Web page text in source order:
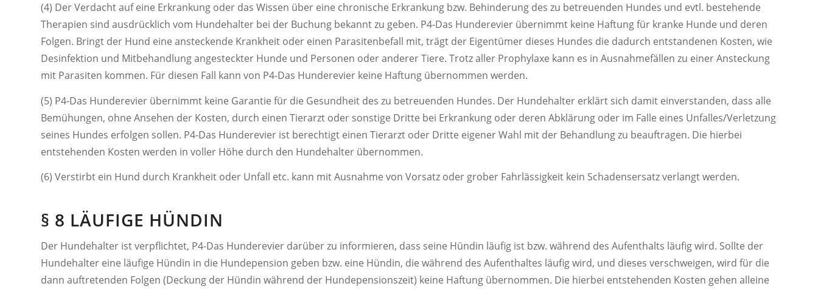
(4) Der Verdacht auf eine Erkrankung oder das Wissen über eine chronische Erkrankung bzw. Behinderung des zu betreuenden Hundes und evtl. bestehende
Therapien sind ausdrücklich vom Hundehalter bei der Buchung bekannt zu geben. P4-Das Hunderevier übernimmt keine Haftung für kranke Hunde und deren
Folgen. Bringt der Hund eine ansteckende Krankheit oder einen Parasitenbefall mit, trägt der Eigentümer dieses Hundes die dadurch entstandenen Kosten, wie
Desinfektion und Mitbehandlung angesteckter Hunde und Personen oder anderer Tiere. Trotz aller Prophylaxe kann es in Ausnahmefällen zu einer Ansteckung
mit Parasiten kommen. Für diesen Fall kann von P4-Das Hunderevier keine Haftung übernommen werden.
(5) P4-Das Hunderevier übernimmt keine Garantie für die Gesundheit des zu betreuenden Hundes. Der Hundehalter erklärt sich damit einverstanden, dass alle
Bemühungen, ohne Ansehen der Kosten, durch einen Tierarzt oder sonstige Dritte bei Erkrankung oder deren Abklärung oder im Falle eines Unfalles/Verletzung
seines Hundes erfolgen sollen. P4-Das Hunderevier ist berechtigt einen Tierarzt oder Dritte eigener Wahl mit der Behandlung zu beauftragen. Die hierbei
entstehenden Kosten werden in voller Höhe durch den Hundehalter übernommen.
(6) Verstirbt ein Hund durch Krankheit oder Unfall etc. kann mit Ausnahme von Vorsatz oder grober Fahrlässigkeit kein Schadensersatz verlangt werden.
§ 8 LÄUFIGE HÜNDIN
Der Hundehalter ist verpflichtet, P4-Das Hunderevier darüber zu informieren, dass seine Hündin läufig ist bzw. während des Aufenthalts läufig wird. Sollte der
Hundehalter eine läufige Hündin in die Hundepension geben bzw. eine Hündin, die während des Aufenthaltes läufig wird, und dieses verschweigen, wird für die
dann auftretenden Folgen (Deckung der Hündin während der Hundepensionszeit) keine Haftung übernommen. Die hierbei entstehenden Kosten gehen alleine